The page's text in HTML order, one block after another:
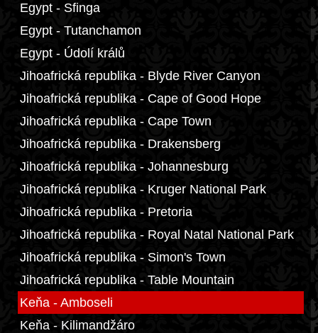
Egypt - Sfinga
Egypt - Tutanchamon
Egypt - Údolí králů
Jihoafrická republika - Blyde River Canyon
Jihoafrická republika - Cape of Good Hope
Jihoafrická republika - Cape Town
Jihoafrická republika - Drakensberg
Jihoafrická republika - Johannesburg
Jihoafrická republika - Kruger National Park
Jihoafrická republika - Pretoria
Jihoafrická republika - Royal Natal National Park
Jihoafrická republika - Simon's Town
Jihoafrická republika - Table Mountain
Keňa - Amboseli
Keňa - Kilimandžáro